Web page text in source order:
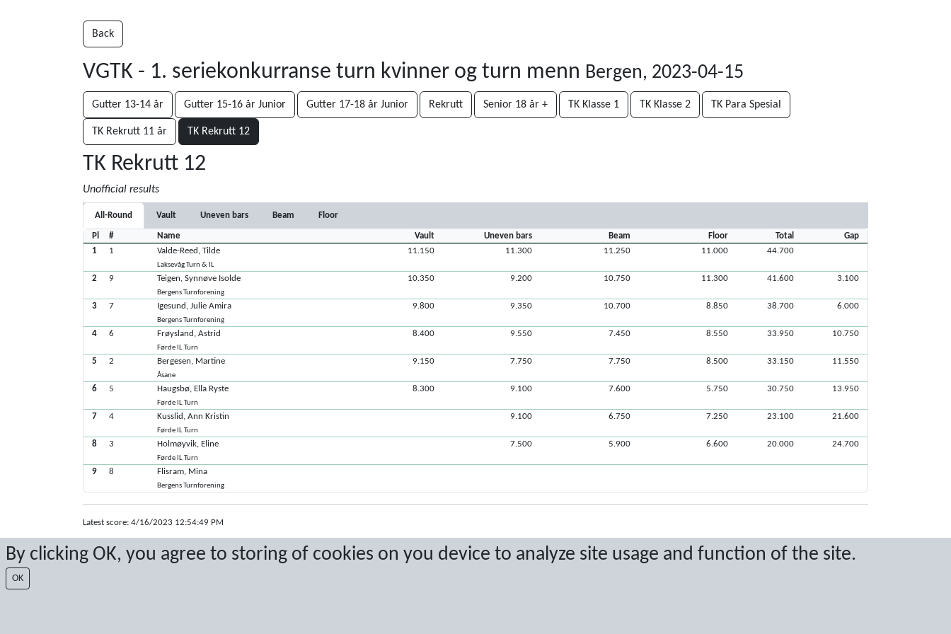
By clicking OK, you agree to storing of cookies on you device to analyze site usage and function of the site.
OK
Back
VGTK - 1. seriekonkurranse turn kvinner og turn menn Bergen, 2023-04-15
Gutter 13-14 år Gutter 15-16 år Junior Gutter 17-18 år Junior Rekrutt Senior 18 år + TK Klasse 1 TK Klasse 2 TK Para Spesial
TK Rekrutt 11 år TK Rekrutt 12
TK Rekrutt 12
Unofficial results
All-Round Vault Uneven bars Beam Floor
Pl # Name Vault Uneven bars Beam Floor Total
Gap
1
1 Valde-Reed, Tilde
Laksevåg Turn & IL
11.150 11.300 11.250 11.000 44.700
2 9 Teigen, Synnøve Isolde
Bergens Turnforening
10.350 9.200 10.750 11.300 41.600 3.100
3 7 Igesund, Julie Amira
Bergens Turnforening
9.800 9.350 10.700 8.850 38.700 6.000
4 6 Frøysland, Astrid
Førde IL Turn
8.400 9.550 7.450 8.550 33.950 10.750
5 2 Bergesen, Martine
Åsane
9.150 7.750 7.750 8.500 33.150 11.550
6 5 Haugsbø, Ella Ryste
Førde IL Turn
8.300 9.100 7.600 5.750 30.750 13.950
7 4 Kusslid, Ann Kristin
Førde IL Turn
9.100 6.750 7.250 23.100 21.600
8 3 Holmøyvik, Eline
Førde IL Turn
7.500 5.900 6.600 20.000 24.700
9 8 Flisram, Mina
Bergens Turnforening
Latest score: 4/16/2023 12:54:49 PM
Score by Sport Event Systems www.sporteventsystems.se